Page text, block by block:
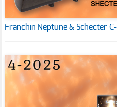
Franchin Neptune & Schecter C-